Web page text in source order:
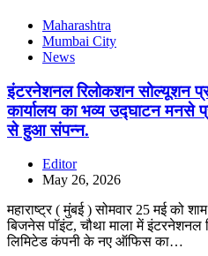
Maharashtra
Mumbai City
News
इंटरनेशनल रिलोकशन सोल्यूशन
कार्यालय का भव्य उद्घाटन मनसे
से हुआ संपन्न.
Editor
May 26, 2026
महाराष्ट्र ( मुंबई ) सोमवार 25 मई को
बिजनेस पॉइंट, चौथा माला में इंटरनेशनल
लिमिटेड कंपनी के नए ऑफिस का…